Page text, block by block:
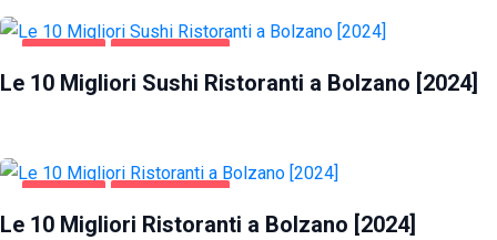
Le 10 Migliori Sushi Ristoranti a Bolzano [2024]
Le 10 Migliori Ristoranti a Bolzano [2024]